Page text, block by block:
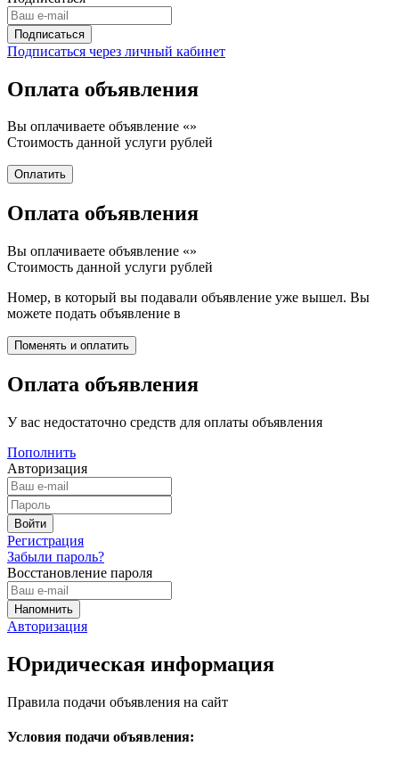
Подписаться через личный кабинет
Оплата объявления
Вы оплачиваете объявление «»
Стоимость данной услуги рублей
Оплата объявления
Вы оплачиваете объявление «»
Стоимость данной услуги рублей
Номер, в который вы подавали объявление уже вышел. Вы
можете подать объявление в
Оплата объявления
У вас недостаточно средств для оплаты объявления
Пополнить
Авторизация
Регистрация
Забыли пароль?
Восстановление пароля
Авторизация
Юридическая информация
Правила подачи объявления на сайт
Условия подачи объявления: